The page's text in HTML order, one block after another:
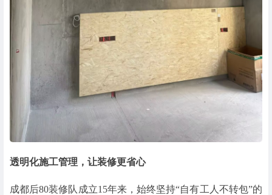
透明化施工管理，让装修更省心
成都后80装修队成立15年来，始终坚持“自有工人不转包”的